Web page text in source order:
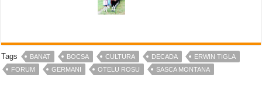
Tags BANAT BOCSA CULTURA DECADA
ERWIN TIGLA
FORUM
GERMANI OTELU ROSU SASCA MONTANA